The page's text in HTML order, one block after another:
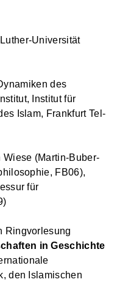
Universität
des
Institut für
Islam, Frankfurt Tel-
Wiese (Martin-Buber-
FB06),
für
Ringvorlesung
in Geschichte
den Islamischen